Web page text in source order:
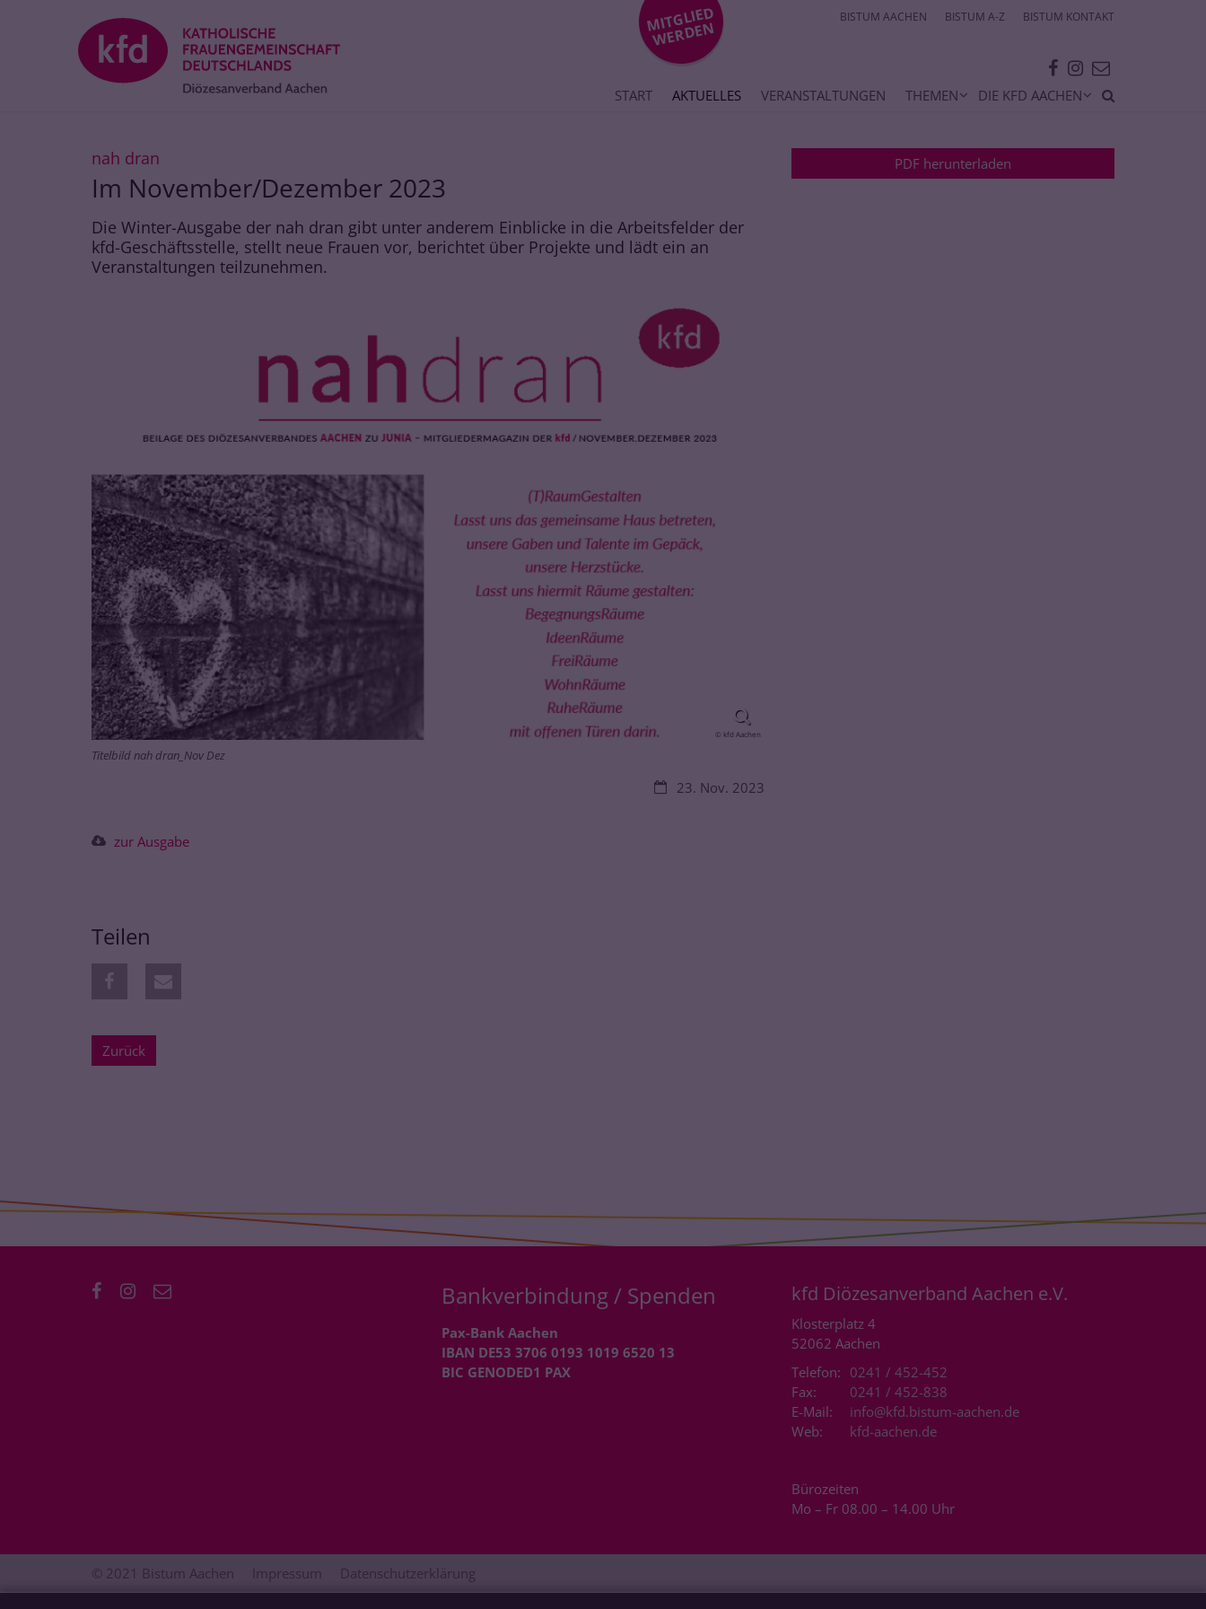
BISTUM AACHEN BISTUM A-Z BISTUM KONTAKT
START AKTUELLES VERANSTALTUNGEN THEMEN DIE KFD AACHEN
MIT
GLIE
D
WE
R
DE
N
nah dran
Im November/Dezember 2023
Die Winter-Ausgabe der nah dran gibt unter anderem Einblicke in die Arbeitsfelder der
kfd-Geschäftsstelle, stellt neue Frauen vor, berichtet über Projekte und lädt ein an
Veranstaltungen teilzunehmen.
© kfd Aachen
Titelbild nah dran_Nov Dez
Datum:23. Nov. 2023
zur Ausgabe
PDF herunterladen
Teilen
Zurück
Bankverbindung / Spenden
Pax-Bank Aachen
IBAN DE53 3706 0193 1019 6520 13
BIC GENODED1 PAX
kfd Diözesanverband Aachen e.V.
Klosterplatz 4
52062 Aachen
Telefon: 0241 / 452-452
Fax:
0241 / 452-838
E-Mail:
info@kfd.bistum-aachen.de
Web:
kfd-aachen.de
Bürozeiten
Mo – Fr 08.00 – 14.00 Uhr
© 2021 Bistum Aachen Impressum Datenschutzerklärung